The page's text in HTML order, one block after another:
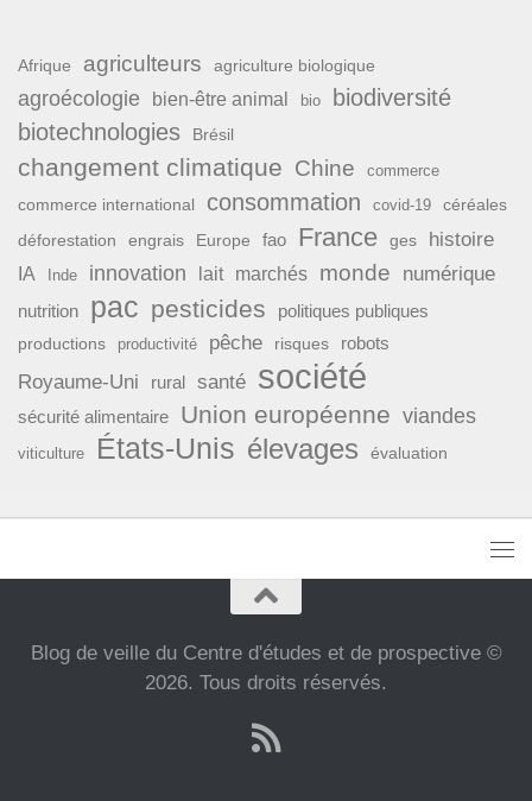
Afrique agriculteurs agriculture biologique
agroécologie bien-être animal bio
biodiversité
biotechnologies
Brésil
changement climatique Chine commerce
commerce international consommation covid-19 céréales
déforestation engrais Europe fao France ges histoire
IA Inde innovation lait marchés monde numérique
nutrition pac pesticides politiques publiques
productions productivité pêche risques robots
Royaume-Uni rural santé société
sécurité alimentaire Union européenne viandes
viticulture États-Unis élevages évaluation
Blog de veille du Centre d'études et de prospective ©
2026. Tous droits réservés.